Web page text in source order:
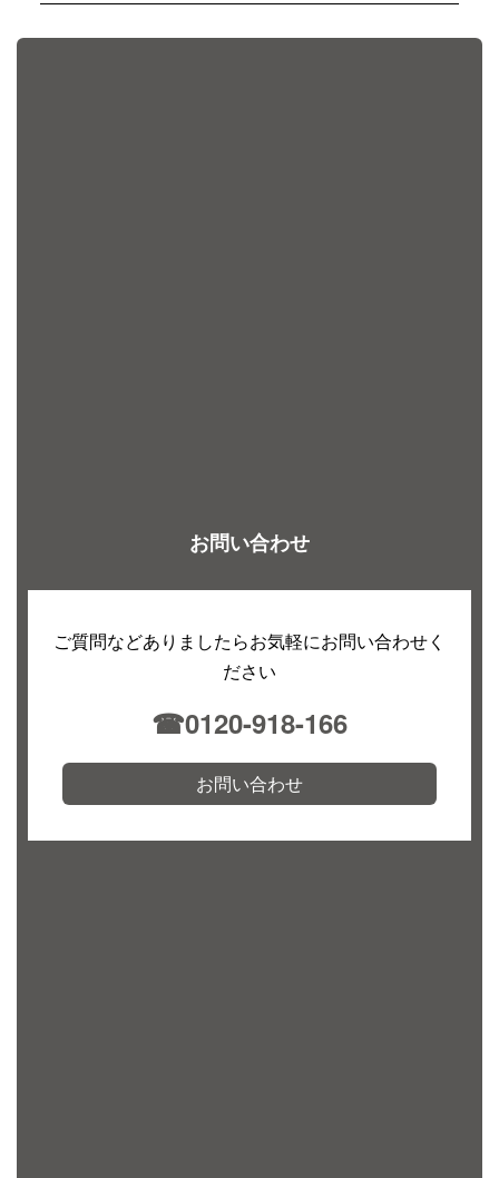
お問い合わせ
ご質問などありましたらお気軽にお問い合わせく
ださい
☎︎0120-918-166
お問い合わせ